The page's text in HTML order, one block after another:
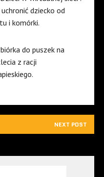
dziecko od
i komórki.
do puszek na
z racji
NEXT POST